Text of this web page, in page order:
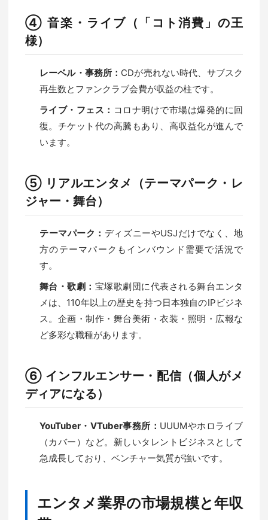
④ 音楽・ライブ（「コト消費」の王
様）
レーベル・事務所： CDが売れない時代、サブスク
再生数とファンクラブ会費が収益の柱です。
ライブ・フェス： コロナ明けで市場は爆発的に回
復。チケット代の高騰もあり、高収益化が進んで
います。
⑤ リアルエンタメ（テーマパーク・レ
ジャー・舞台）
テーマパーク： ディズニーやUSJだけでなく、地
方のテーマパークもインバウンド需要で活況で
す。
舞台・歌劇： 宝塚歌劇団に代表される舞台エンタ
メは、110年以上の歴史を持つ日本独自のIPビジネ
ス。企画・制作・舞台美術・衣装・照明・広報な
ど多彩な職種があります。
⑥ インフルエンサー・配信（個人がメ
ディアになる）
YouTuber・VTuber事務所： UUUMやホロライブ
（カバー）など。新しいタレントビジネスとして
急成長しており、ベンチャー気質が強いです。
エンタメ業界の市場規模と年収